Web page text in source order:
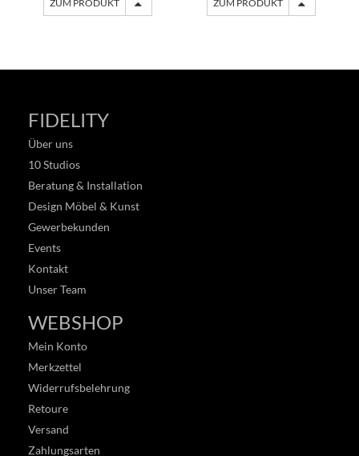
ZUM PRODUKT ZUM PRODUKT
FIDELITY
Über uns
10 Studios
Beratung & Installation
Design Möbel & Kunst
Gewerbekunden
Events
Kontakt
Unser Team
WEBSHOP
Mein Konto
Merkzettel
Widerrufsbelehrung
Retoure
Versand
Zahlungsarten